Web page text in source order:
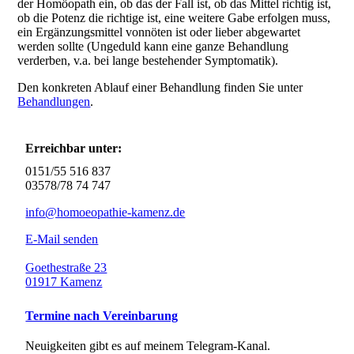
der Homöopath ein, ob das der Fall ist, ob das Mittel richtig ist,
ob die Potenz die richtige ist, eine weitere Gabe erfolgen muss,
ein Ergänzungsmittel vonnöten ist oder lieber abgewartet
werden sollte (Ungeduld kann eine ganze Behandlung
verderben, v.a. bei lange bestehender Symptomatik).
Den konkreten Ablauf einer Behandlung finden Sie unter
Behandlungen.
Erreichbar unter:
0151/55 516 837
03578/78 74 747
info@homoeopathie-kamenz.de
E-Mail senden
Goethestraße 23
01917 Kamenz
Termine nach Vereinbarung
Neuigkeiten gibt es auf meinem Telegram-Kanal.